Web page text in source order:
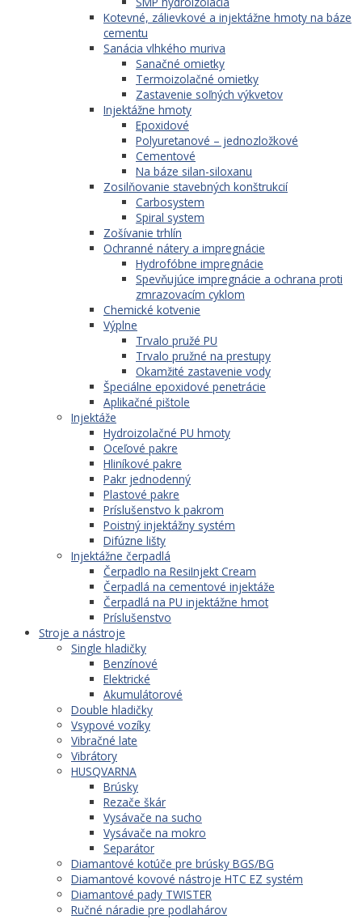
Kotevné, zálievkové a injektážne hmoty na báze
cementu
Sanácia vlhkého muriva
Sanačné omietky
Termoizolačné omietky
Zastavenie soľných výkvetov
Injektážne hmoty
Epoxidové
Polyuretanové – jednozložkové
Cementové
Na báze silan-siloxanu
Zosilňovanie stavebných konštrukcií
Carbosystem
Spiral system
Zošívanie trhlín
Ochranné nátery a impregnácie
Hydrofóbne impregnácie
Spevňujúce impregnácie a ochrana proti
zmrazovacím cyklom
Chemické kotvenie
Výplne
Trvalo pružé PU
Trvalo pružné na prestupy
Okamžité zastavenie vody
Špeciálne epoxidové penetrácie
Aplikačné pištole
Injektáže
Hydroizolačné PU hmoty
Oceľové pakre
Hliníkové pakre
Pakr jednodenný
Plastové pakre
Príslušenstvo k pakrom
Poistný injektážny systém
Difúzne lišty
Injektážne čerpadlá
Čerpadlo na ResiInjekt Cream
Čerpadlá na cementové injektáže
Čerpadlá na PU injektážne hmot
Príslušenstvo
Stroje a nástroje
Single hladičky
Benzínové
Elektrické
Akumulátorové
Double hladičky
Vsypové vozíky
Vibračné late
Vibrátory
HUSQVARNA
Brúsky
Rezače škár
Vysávače na sucho
Vysávače na mokro
Separátor
Diamantové kotúče pre brúsky BGS/BG
Diamantové kovové nástroje HTC EZ systém
Diamantové pady TWISTER
Ručné náradie pre podlahárov